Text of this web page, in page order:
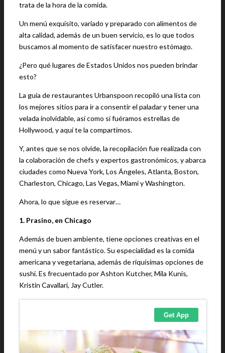
trata de la hora de la comida.
Un menú exquisito, variado y preparado con alimentos de
alta calidad, además de un buen servicio, es lo que todos
buscamos al momento de satisfacer nuestro estómago.
¿Pero qué lugares de Estados Unidos nos pueden brindar
esto?
La guía de restaurantes Urbanspoon recopiló una lista con
los mejores sitios para ir a consentir el paladar y tener una
velada inolvidable, así como si fuéramos estrellas de
Hollywood, y aquí te la compartimos.
Y, antes que se nos olvide, la recopilación fue realizada con
la colaboración de chefs y expertos gastronómicos, y abarca
ciudades como Nueva York, Los Ángeles, Atlanta, Boston,
Charleston, Chicago, Las Vegas, Miami y Washington.
Ahora, lo que sigue es reservar…
1. Prasino, en Chicago
Además de buen ambiente, tiene opciones creativas en el
menú y un sabor fantástico. Su especialidad es la comida
americana y vegetariana, además de riquísimas opciones de
sushi. Es frecuentado por Ashton Kutcher, Mila Kunis,
Kristin Cavallari, Jay Cutler.